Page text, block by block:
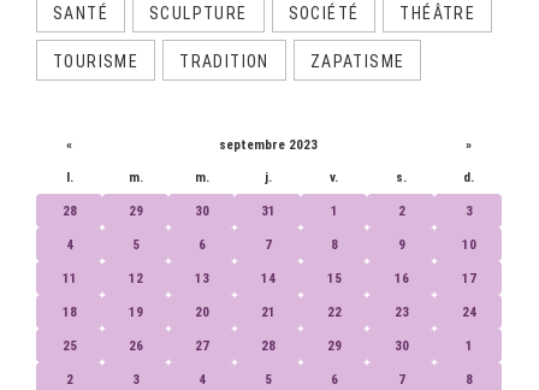
SANTÉ SCULPTURE SOCIÉTÉ THÉÂTRE
TOURISME TRADITION ZAPATISME
« septembre 2023 »
l. m. m. j. v. s. d.
28 29 30 31 1 2 3
4 5 6 7 8 9 10
11 12 13 14 15 16 17
18 19 20 21 22 23 24
25 26 27 28 29 30 1
2 3 4 5 6 7 8